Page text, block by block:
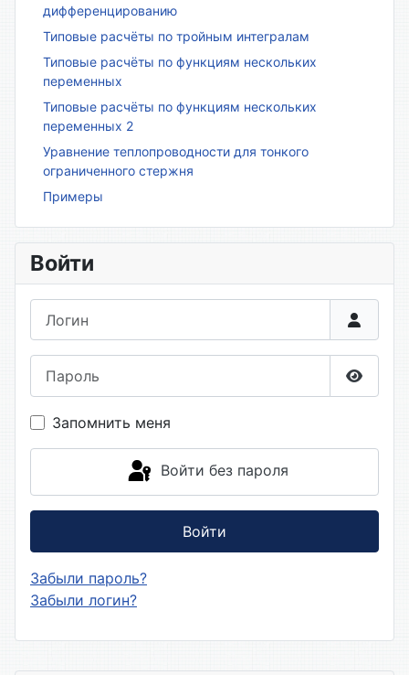
дифференцированию
Типовые расчёты по тройным интегралам
Типовые расчёты по функциям нескольких
переменных
Типовые расчёты по функциям нескольких
переменных 2
Уравнение теплопроводности для тонкого
ограниченного стержня
Примеры
Войти
Запомнить меня
Войти без пароля
Войти
Забыли пароль?
Забыли логин?